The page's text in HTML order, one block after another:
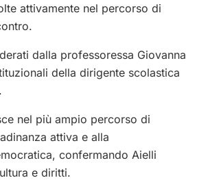
attivamente nel percorso di
dalla professoressa Giovanna
della dirigente scolastica
nel più ampio percorso di
attiva e alla
confermando Aielli
e diritti.